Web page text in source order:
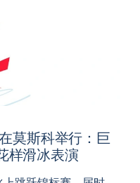
莫斯科举行：巨
样滑冰表演